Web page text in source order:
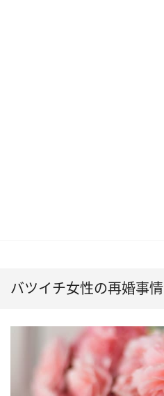
バツイチ女性の再婚事情